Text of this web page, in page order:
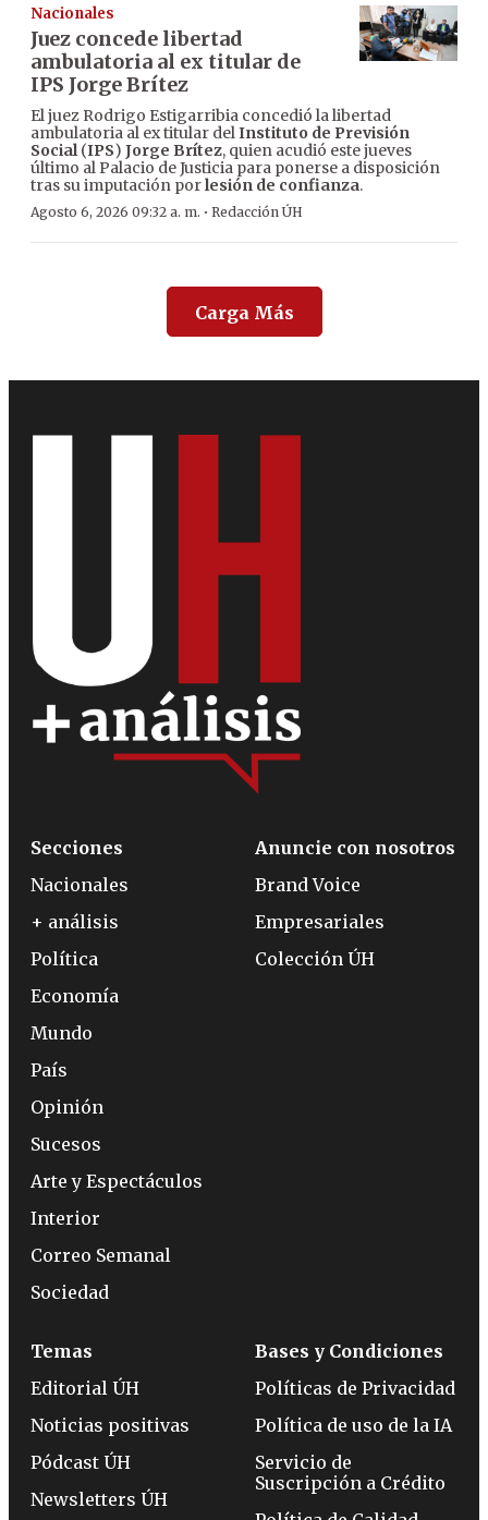
Nacionales
Juez concede libertad
ambulatoria al ex titular de
IPS Jorge Brítez
El juez Rodrigo Estigarribia concedió la libertad
ambulatoria al ex titular delInstituto de Previsión
Social(IPS) Jorge Brítez, quien acudió este jueves
último al Palacio de Justicia para ponerse a disposición
tras su imputación porlesión de confianza.
Agosto 6, 2026 09:32 a. m. · Redacción ÚH
Carga Más
Secciones
Nacionales
+ análisis
Política
Economía
Mundo
País
Opinión
Sucesos
Arte y Espectáculos
Interior
Correo Semanal
Sociedad
Anuncie con nosotros
Brand Voice
Empresariales
Colección ÚH
Temas
Editorial ÚH
Noticias positivas
Pódcast ÚH
Newsletters ÚH
Bases y Condiciones
Políticas de Privacidad
Política de uso de la IA
Servicio de
Suscripción a Crédito